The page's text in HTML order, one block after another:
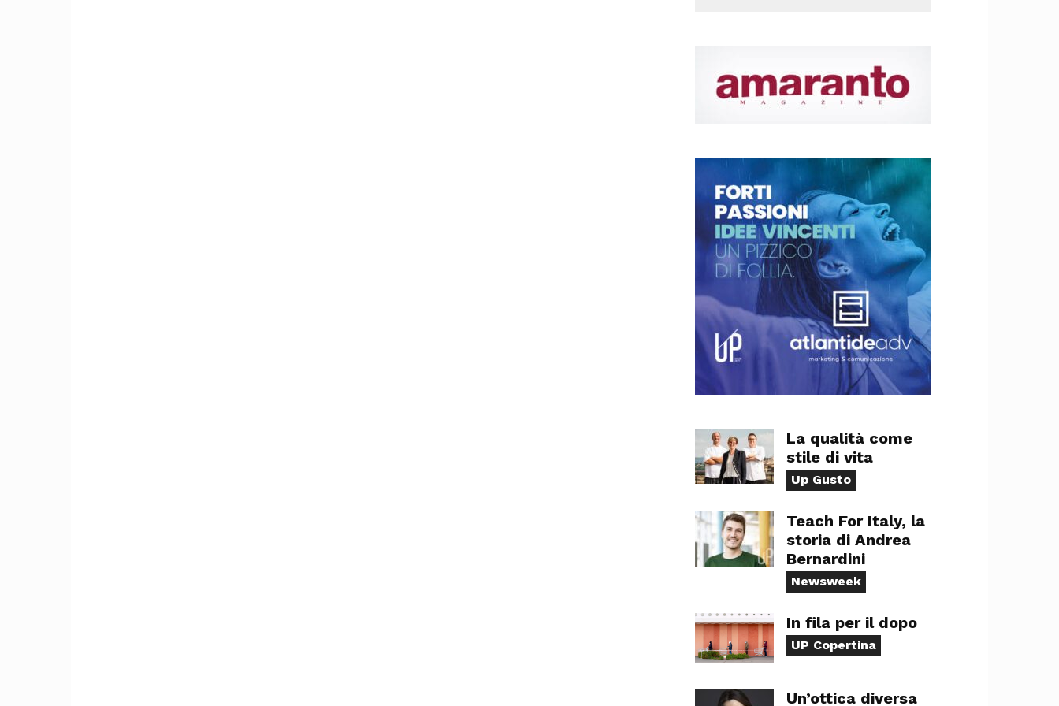
La qualità come
stile di vita
Up Gusto
Teach For Italy, la
storia di Andrea
Bernardini
Newsweek
In fila per il dopo
UP Copertina
Un’ottica diversa